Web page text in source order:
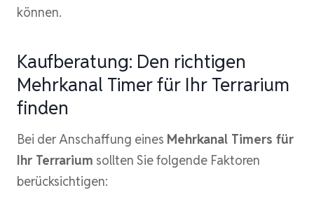
können.
Kaufberatung: Den richtigen
Mehrkanal Timer für Ihr Terrarium
finden
Bei der Anschaffung eines Mehrkanal Timers für
Ihr Terrarium sollten Sie folgende Faktoren
berücksichtigen: